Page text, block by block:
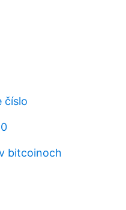
číslo
bitcoinoch